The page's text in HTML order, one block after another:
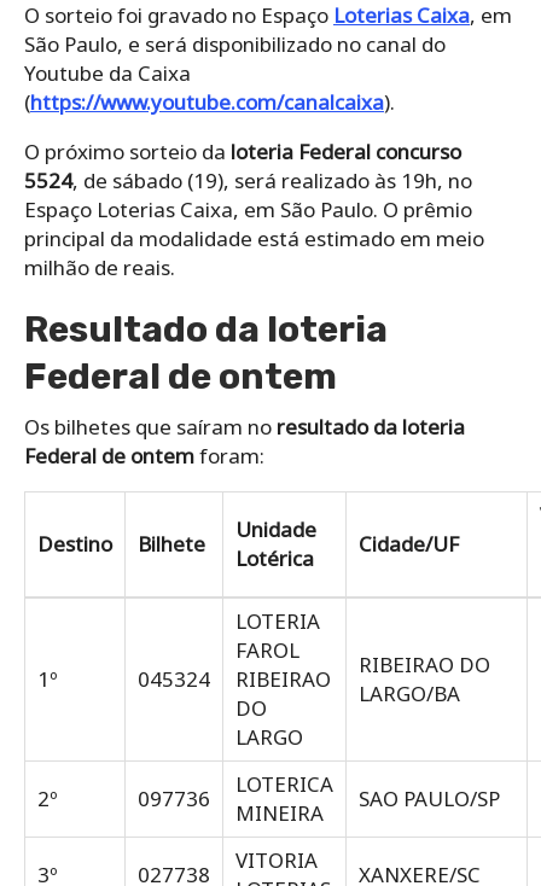
O sorteio foi gravado no Espaço Loterias Caixa, em
São Paulo, e será disponibilizado no canal do
Youtube da Caixa
(https://www.youtube.com/canalcaixa).
O próximo sorteio da loteria Federal concurso
5524, de sábado (19), será realizado às 19h, no
Espaço Loterias Caixa, em São Paulo. O prêmio
principal da modalidade está estimado em meio
milhão de reais.
Resultado da loteria
Federal de ontem
Os bilhetes que saíram no resultado da loteria
Federal de ontemforam:
Destino Bilhete
Unidade
Lotérica
Cidade/UF
1º 045324
LOTERIA
FAROL
RIBEIRAO
DO
LARGO
RIBEIRAO DO
LARGO/BA
2º 097736
LOTERICA
MINEIRA
SAO PAULO/SP
3º 027738
VITORIA
XANXERE/SC